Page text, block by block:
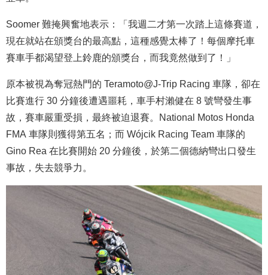
Soomer 難掩興奮地表示：「我週二才第一次踏上這條賽道，
現在就站在頒獎台的最高點，這種感覺太棒了！每個摩托車
賽車手都渴望登上鈴鹿的頒獎台，而我竟然做到了！」
原本被視為奪冠熱門的 Teramoto@J-Trip Racing 車隊，卻在
比賽進行 30 分鐘後遭遇噩耗，車手村瀨健在 8 號彎發生事
故，賽車嚴重受損，最終被迫退賽。National Motos Honda
FMA 車隊則獲得第五名；而 Wójcik Racing Team 車隊的
Gino Rea 在比賽開始 20 分鐘後，於第二個德納彎出口發生
事故，失去競爭力。